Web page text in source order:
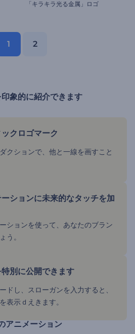
「キラキラ光る金属」ロゴ
1 2
象的に紹介できます
クロゴマーク
クションで、他と一線を画すこと
ションに未来的なタッチを加
ションを使って、あなたのブラン
う。
別に公開できます
ドし、スローガンを入力すると、
表示ｄえきます。
アニメーション